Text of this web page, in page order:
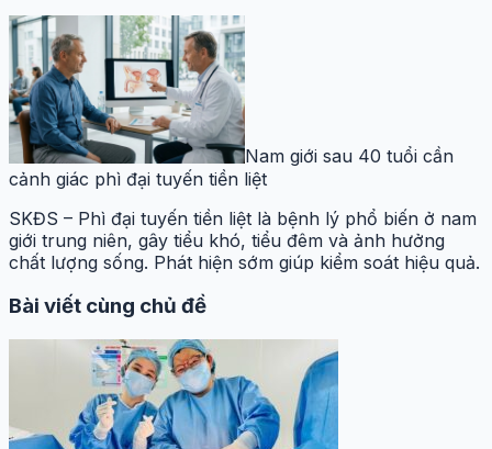
Nam giới sau 40 tuổi cần
cảnh giác phì đại tuyến tiền liệt
SKĐS – Phì đại tuyến tiền liệt là bệnh lý phổ biến ở nam
giới trung niên, gây tiểu khó, tiểu đêm và ảnh hưởng
chất lượng sống. Phát hiện sớm giúp kiểm soát hiệu quả.
Bài viết cùng chủ đề